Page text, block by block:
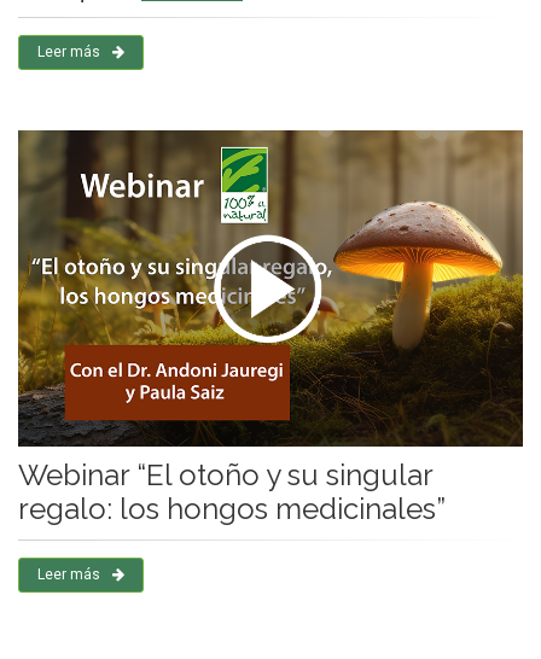
Leer más
Webinar “El otoño y su singular
regalo: los hongos medicinales”
Leer más